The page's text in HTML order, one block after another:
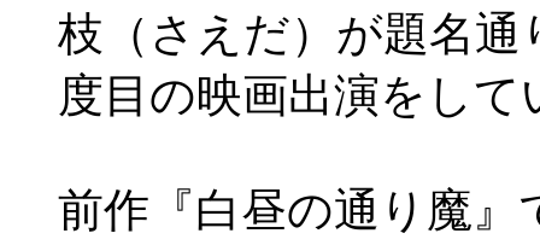
枝（さえだ）が題名
度目の映画出演をして
前作『白昼の通り魔